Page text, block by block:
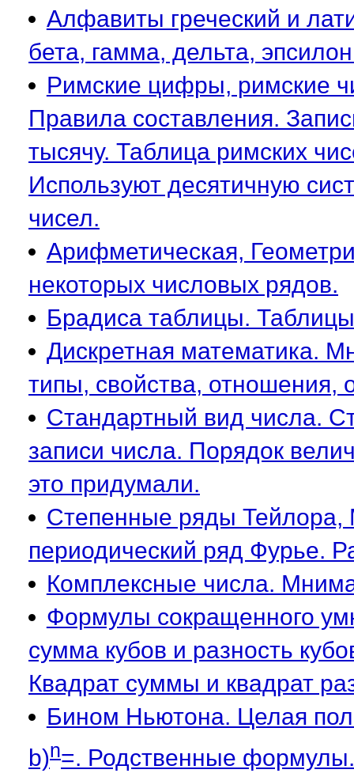
Алфавиты греческий и
бета, гамма, дельта,
Римские цифры, римские
Правила составления.
тысячу. Таблица римских
Используют десятичную
чисел.
Арифметическая,
некоторых числовых рядов.
Брадиса таблицы.
Дискретная математика.
типы, свойства, отношения,
Стандартный вид числа.
записи числа. Порядок
это придумали.
Степенные ряды
периодический ряд Фурье.
Комплексные числа.
Формулы сокращенного
сумма кубов и разность
Квадрат суммы и квадрат
Бином Ньютона. Целая
b)n=. Родственные формулы.